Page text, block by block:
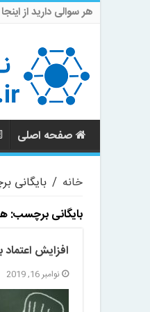
هر سوالی دارید از
صفحه اصلی
خانه / بایگانی
بایگانی برچسب:
افزایش
نوامبر 16, 2019